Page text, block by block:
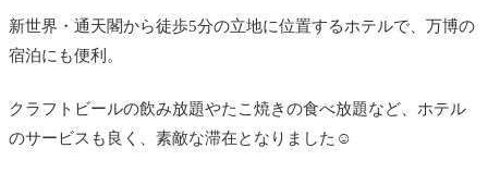
新世界・通天閣から徒歩5分の立地に位置するホテルで、万博の
宿泊にも便利。
クラフトビールの飲み放題やたこ焼きの食べ放題など、ホテル
のサービスも良く、素敵な滞在となりました☺️